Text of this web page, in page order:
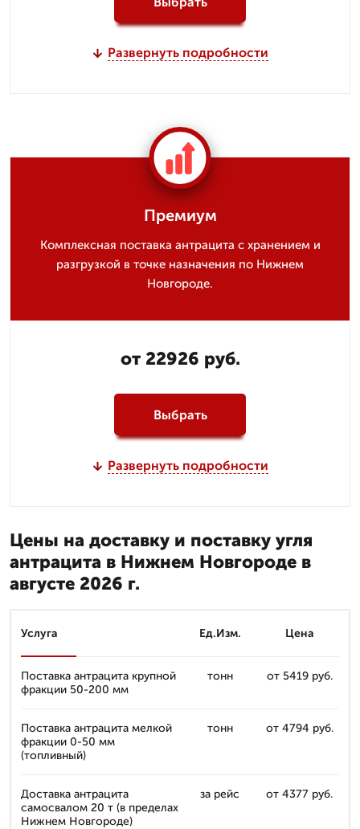
Развернуть подробности
Премиум
Комплексная поставка антрацита с хранением и
разгрузкой в точке назначения по Нижнем
Новгороде.
от 22926 руб.
Выбрать
Развернуть подробности
Цены на доставку и поставку угля
антрацита в Нижнем Новгороде в
августе 2026 г.
Услуга Ед.Изм. Цена
Поставка антрацита крупной
фракции 50-200 мм
тонн от 5419 руб.
Поставка антрацита мелкой
фракции 0-50 мм
(топливный)
тонн от 4794 руб.
Доставка антрацита
самосвалом 20 т (в пределах
Нижнем Новгороде)
за рейс от 4377 руб.